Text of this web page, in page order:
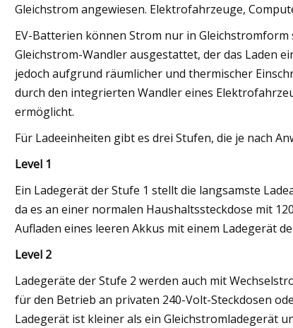
Gleichstrom angewiesen. Elektrofahrzeuge,
EV-Batterien können Strom nur in
Gleichstrom-Wandler ausgestattet, der das Laden
jedoch aufgrund räumlicher und thermischer
durch den integrierten Wandler eines
ermöglicht.
Für Ladeeinheiten gibt es drei Stufen, die je nach
Level 1
Ein Ladegerät der Stufe 1 stellt die langsamste
da es an einer normalen Haushaltssteckdose mit
Aufladen eines leeren Akkus mit einem Ladegerät
Level 2
Ladegeräte der Stufe 2 werden auch mit
für den Betrieb an privaten 240-Volt-Steckdosen
Ladegerät ist kleiner als ein Gleichstromladegerät